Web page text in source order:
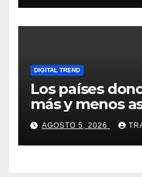
DIGITAL TREND
Los países
más y menos
AGOSTO 5, 2026